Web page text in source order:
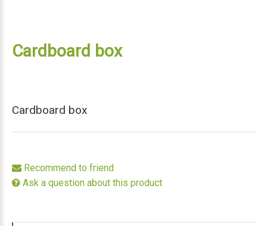
Cardboard box
Cardboard box
Recommend to friend
Ask a question about this product